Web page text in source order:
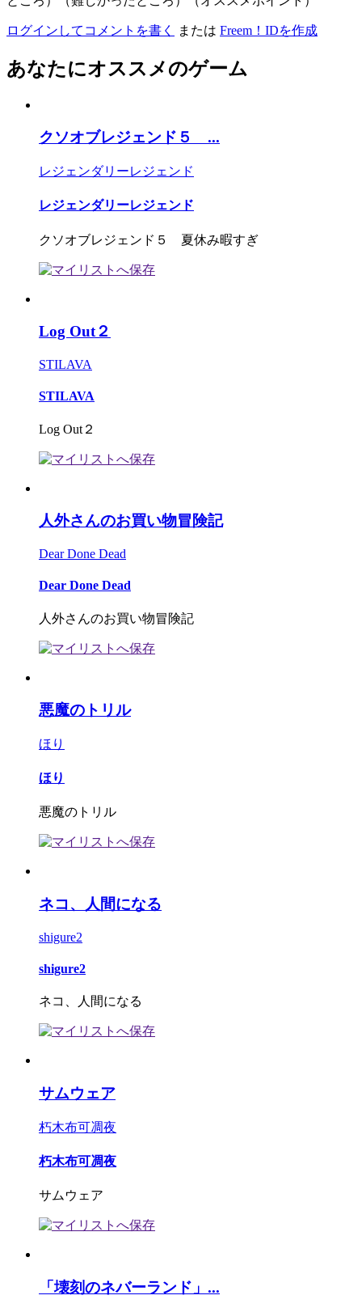
ログインしてコメントを書く または Freem！IDを作成
あなたにオススメのゲーム
クソオブレジェンド５ ...
レジェンダリーレジェンド
レジェンダリーレジェンド
クソオブレジェンド５ 夏休み暇すぎ
Log Out２
STILAVA
STILAVA
Log Out２
人外さんのお買い物冒険記
Dear Done Dead
Dear Done Dead
人外さんのお買い物冒険記
悪魔のトリル
ほり
ほり
悪魔のトリル
ネコ、人間になる
shigure2
shigure2
ネコ、人間になる
サムウェア
朽木布可凋夜
朽木布可凋夜
サムウェア
「壊刻のネバーランド」...